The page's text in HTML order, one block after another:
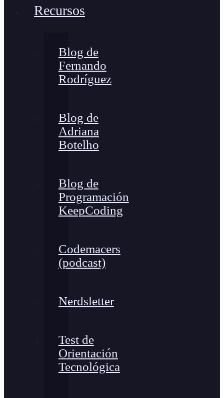
Recursos
Blog de
Fernando
Rodríguez
Blog de
Adriana
Botelho
Blog de
Programación
KeepCoding
Codemacers
(podcast)
Nerdsletter
Test de
Orientación
Tecnológica